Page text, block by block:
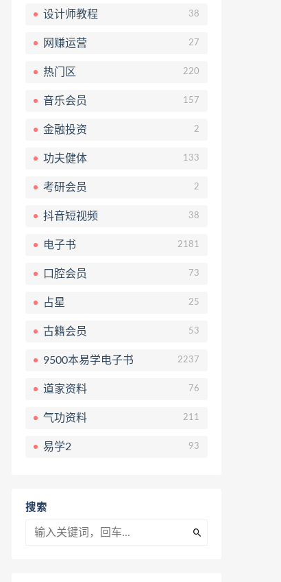
设计师教程 38
网赚运营 27
热门区 220
音乐会员 157
金融投资 2
功夫健体 133
考研会员 2
抖音短视频 38
电子书 2181
口腔会员 73
占星 25
古籍会员 53
9500本易学电子书 2237
道家资料 76
气功资料 211
易学2 93
搜索